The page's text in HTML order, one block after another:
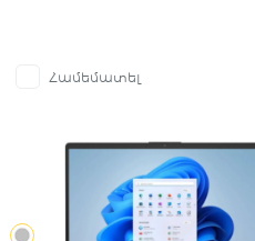
Համեմատել